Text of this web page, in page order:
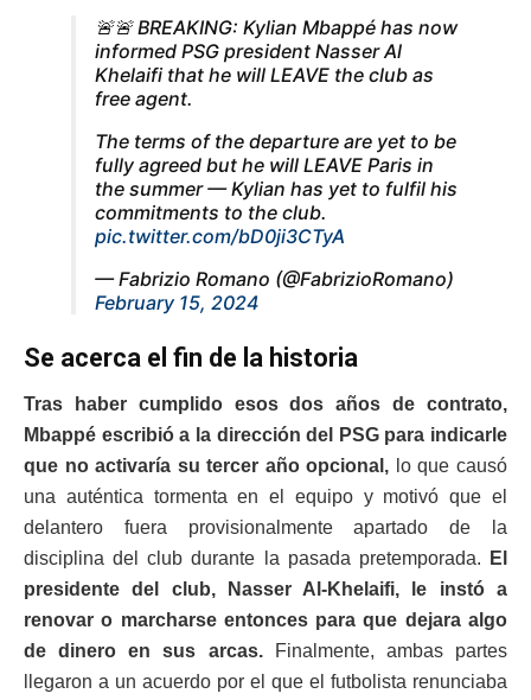
🚨🚨 BREAKING: Kylian Mbappé has now
informed PSG president Nasser Al
Khelaifi that he will LEAVE the club as
free agent.
The terms of the departure are yet to be
fully agreed but he will LEAVE Paris in
the summer — Kylian has yet to fulfil his
commitments to the club.
pic.twitter.com/bD0ji3CTyA
— Fabrizio Romano (@FabrizioRomano)
February 15, 2024
Se acerca el fin de la historia
Tras haber cumplido esos dos años de contrato,
Mbappé escribió a la dirección del PSG para indicarle
que no activaría su tercer año opcional, lo que causó
una auténtica tormenta en el equipo y motivó que el
delantero fuera provisionalmente apartado de la
disciplina del club durante la pasada pretemporada.
El
presidente del club, Nasser Al-Khelaifi, le instó a
renovar o marcharse entonces para que dejara algo
de dinero en sus arcas.Finalmente, ambas partes
llegaron a un acuerdo por el que el futbolista renunciaba